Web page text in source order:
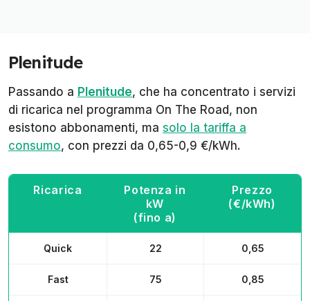
Plenitude
Passando a Plenitude, che ha concentrato i servizi
di ricarica nel programma On The Road, non
esistono abbonamenti, ma solo la tariffa a
consumo, con prezzi da 0,65-0,9 €/kWh.
Ricarica
Potenza in
kW
(fino a)
Prezzo
(€/kWh)
Quick 22 0,65
Fast 75 0,85